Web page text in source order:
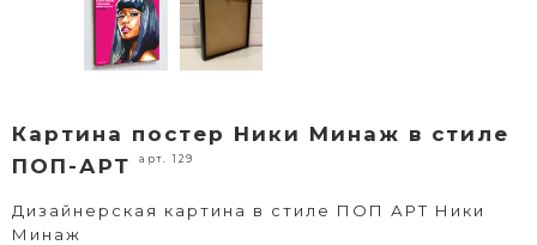
Картина постер Ники Минаж в стиле
ПОП-АРТ
арт. 129
Дизайнерская картина в стиле ПОП АРТ Ники
Минаж